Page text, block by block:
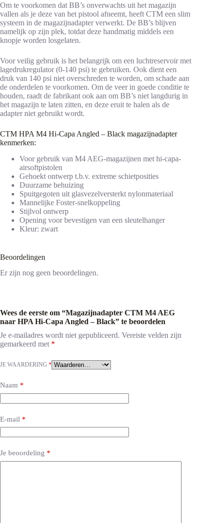
Om te voorkomen dat BB’s onverwachts uit het magazijn
vallen als je deze van het pistool afneemt, heeft CTM een slim
systeem in de magazijnadapter verwerkt. De BB’s blijven
namelijk op zijn plek, totdat deze handmatig middels een
knopje worden losgelaten.
Voor veilig gebruik is het belangrijk om een luchtreservoir met
lagedrukregulator (0-140 psi) te gebruiken. Ook dient een
druk van 140 psi niet overschreden te worden, om schade aan
de onderdelen te voorkomen. Om de veer in goede conditie te
houden, raadt de fabrikant ook aan om BB’s niet langdurig in
het magazijn te laten zitten, en deze eruit te halen als de
adapter niet gebruikt wordt.
CTM HPA M4 Hi-Capa Angled – Black magazijnadapter
kenmerken:
Voor gebruik van M4 AEG-magazijnen met hi-capa-
airsoftpistolen
Gehoekt ontwerp t.b.v. extreme schietposities
Duurzame behuizing
Spuitgegoten uit glasvezelversterkt nylonmateriaal
Mannelijke Foster-snelkoppeling
Stijlvol ontwerp
Opening voor bevestigen van een sleutelhanger
Kleur: zwart
Beoordelingen
Er zijn nog geen beoordelingen.
Wees de eerste om “Magazijnadapter CTM M4 AEG
naar HPA Hi-Capa Angled – Black” te beoordelen
Je e-mailadres wordt niet gepubliceerd. Vereiste velden zijn
gemarkeerd met *
JE WAARDERING *
Naam *
E-mail *
Je beoordeling *